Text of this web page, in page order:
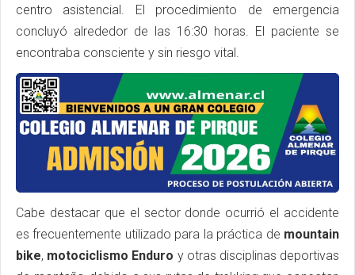
centro asistencial. El procedimiento de emergencia
concluyó alrededor de las 16:30 horas. El paciente se
encontraba consciente y sin riesgo vital.
Cabe destacar que el sector donde ocurrió el accidente
es frecuentemente utilizado para la práctica de mountain
bike, motociclismo Enduro y otras disciplinas deportivas